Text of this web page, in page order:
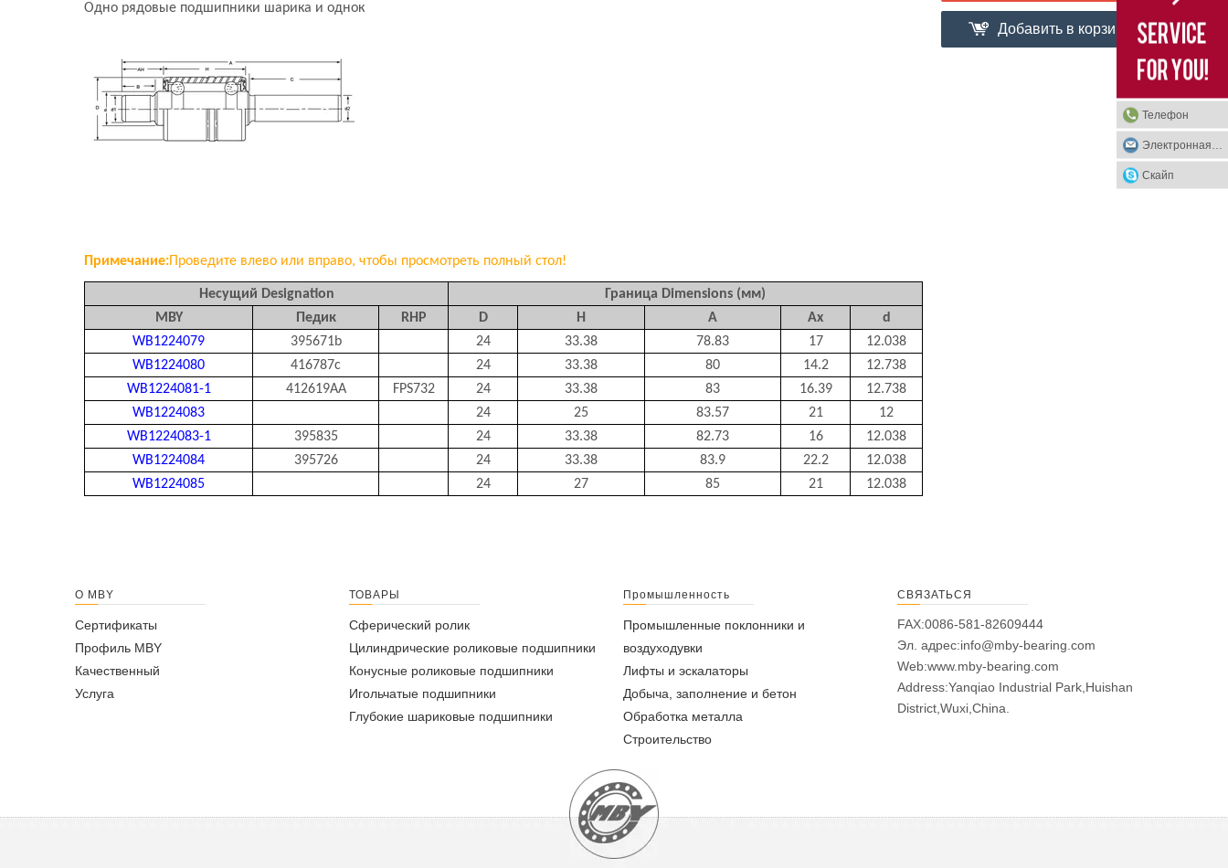
Добавить в корзи
Одно рядовые подшипники шарика и однок
Примечание:Проведите влево или вправо, чтобы просмотреть полный стол!
Несущий Designation
Граница Dimensions (мм)
MBY
Педик RHP D H A Ах
d
WB1224079
395671b 24 33.38 78.83 17
12.038
WB1224080
416787c 24 33.38 80 14.2
12.738
WB1224081-1
412619AA FPS732 24 33.38 83 16.39
12.738
WB1224083
24 25 83.57 21
12
WB1224083-1
395835 24 33.38 82.73 16
12.038
WB1224084
395726 24 33.38 83.9 22.2
12.038
WB1224085
24 27 85 21 12.038
О MBY
Сертификаты
Профиль MBY
Качественный
Услуга
ТОВАРЫ
Сферический ролик
Цилиндрические роликовые подшипники
Конусные роликовые подшипники
Игольчатые подшипники
Глубокие шариковые подшипники
Промышленность
Промышленные поклонники и
воздуходувки
Лифты и эскалаторы
Добыча, заполнение и бетон
Обработка металла
Строительство
СВЯЗАТЬСЯ
FAX:0086-581-82609444
Эл. адрес:info@mby-bearing.com
Web:www.mby-bearing.com
Address:Yanqiao Industrial Park,Huishan
District,Wuxi,China.
Телефон
Скайп